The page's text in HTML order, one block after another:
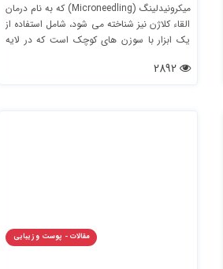
میکرونیدلینگ (Microneedling) که به نام درمان
القاء کلاژن نیز شناخته می شود، شامل استفاده از
یک ابزار با سوزن های کوچک است که در لایه
2892
مقالات - پوست و زیبایی